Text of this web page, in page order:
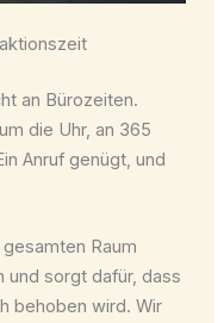
an Bürozeiten.
die Uhr, an 365
Anruf genügt, und
Raum
und sorgt dafür, dass
behoben wird. Wir